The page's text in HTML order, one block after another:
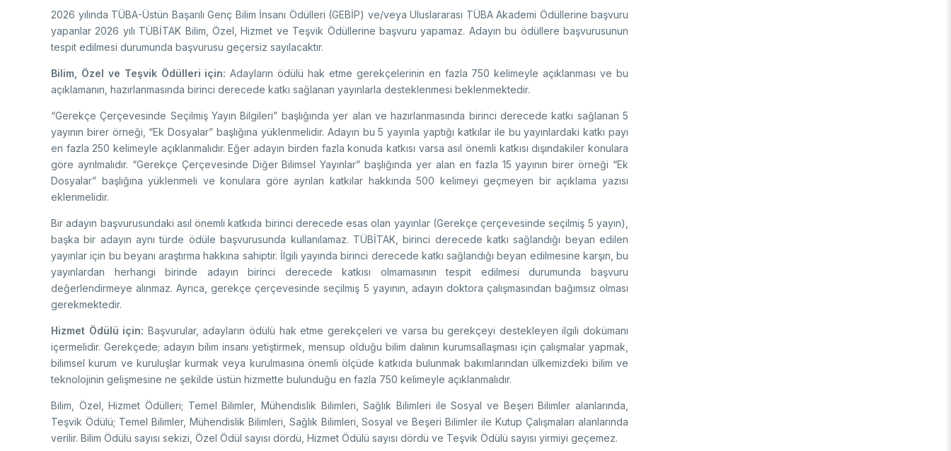
2026 yılında TÜBA-Üstün Başarılı Genç Bilim İnsanı Ödülleri (GEBİP) ve/veya Uluslararası TÜBA Akademi Ödüllerine başvuru
yapanlar 2026 yılı TÜBİTAK Bilim, Özel, Hizmet ve Teşvik Ödüllerine başvuru yapamaz. Adayın bu ödüllere başvurusunun
tespit edilmesi durumunda başvurusu geçersiz sayılacaktır.
Bilim, Özel ve Teşvik Ödülleri için: Adayların ödülü hak etme gerekçelerinin en fazla 750 kelimeyle açıklanması ve bu
açıklamanın, hazırlanmasında birinci derecede katkı sağlanan yayınlarla desteklenmesi beklenmektedir.
“Gerekçe Çerçevesinde Seçilmiş Yayın Bilgileri” başlığında yer alan ve hazırlanmasında birinci derecede katkı sağlanan 5
yayının birer örneği, “Ek Dosyalar” başlığına yüklenmelidir. Adayın bu 5 yayınla yaptığı katkılar ile bu yayınlardaki katkı payı
en fazla 250 kelimeyle açıklanmalıdır. Eğer adayın birden fazla konuda katkısı varsa asıl önemli katkısı dışındakiler konulara
göre ayrılmalıdır. “Gerekçe Çerçevesinde Diğer Bilimsel Yayınlar” başlığında yer alan en fazla 15 yayının birer örneği “Ek
Dosyalar” başlığına yüklenmeli ve konulara göre ayrılan katkılar hakkında 500 kelimeyi geçmeyen bir açıklama yazısı
eklenmelidir.
Bir adayın başvurusundaki asıl önemli katkıda birinci derecede esas olan yayınlar (Gerekçe çerçevesinde seçilmiş 5 yayın),
başka bir adayın aynı türde ödüle başvurusunda kullanılamaz. TÜBİTAK, birinci derecede katkı sağlandığı beyan edilen
yayınlar için bu beyanı araştırma hakkına sahiptir. İlgili yayında birinci derecede katkı sağlandığı beyan edilmesine karşın, bu
yayınlardan herhangi birinde adayın birinci derecede katkısı olmamasının tespit edilmesi durumunda başvuru
değerlendirmeye alınmaz. Ayrıca, gerekçe çerçevesinde seçilmiş 5 yayının, adayın doktora çalışmasından bağımsız olması
gerekmektedir.
Hizmet Ödülü için: Başvurular, adayların ödülü hak etme gerekçeleri ve varsa bu gerekçeyi destekleyen ilgili dokümanı
içermelidir. Gerekçede; adayın bilim insanı yetiştirmek, mensup olduğu bilim dalının kurumsallaşması için çalışmalar yapmak,
bilimsel kurum ve kuruluşlar kurmak veya kurulmasına önemli ölçüde katkıda bulunmak bakımlarından ülkemizdeki bilim ve
teknolojinin gelişmesine ne şekilde üstün hizmette bulunduğu en fazla 750 kelimeyle açıklanmalıdır.
Bilim, Özel, Hizmet Ödülleri; Temel Bilimler, Mühendislik Bilimleri, Sağlık Bilimleri ile Sosyal ve Beşeri Bilimler alanlarında,
Teşvik Ödülü; Temel Bilimler, Mühendislik Bilimleri, Sağlık Bilimleri, Sosyal ve Beşeri Bilimler ile Kutup Çalışmaları alanlarında
verilir. Bilim Ödülü sayısı sekizi, Özel Ödül sayısı dördü, Hizmet Ödülü sayısı dördü ve Teşvik Ödülü sayısı yirmiyi geçemez.